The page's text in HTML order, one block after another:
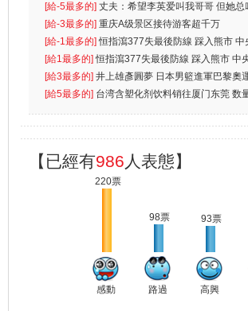
[給-5最多的] 丈夫：希望李英爱叫我哥哥 但她总
先
[給-3最多的] 重庆A级景区接待游客超千万
[給-1最多的]恒指瀉377失最後防線 踩入熊市 中
無
[給1最多的]恒指瀉377失最後防線 踩入熊市 中
[給3最多的] 井上雄彥圓夢 日本男籃進軍巴黎奧
[給5最多的] 台湾含塑化剂饮料销往厦门东莞 数
【已經有986 人表態】
220票
感動
98票
路過
93票
高興